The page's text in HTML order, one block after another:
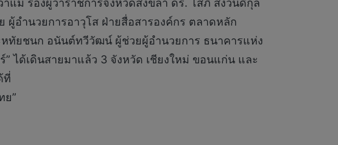
ม รองผู้ว่าราชการจังหวัดสงขลา ดร. โสภี สงวนดีกุล
ผู้อำนวยการอาวุโส ฝ่ายสื่อสารองค์กร ตลาดหลัก
ทัยชนก อนันต์ทวีวัฒน์ ผู้ช่วยผู้อำนวยการ ธนาคารแห่ง
ได้เดินสายมาแล้ว 3 จังหวัด เชียงใหม่ ขอนแก่น และ
ที่
ย”